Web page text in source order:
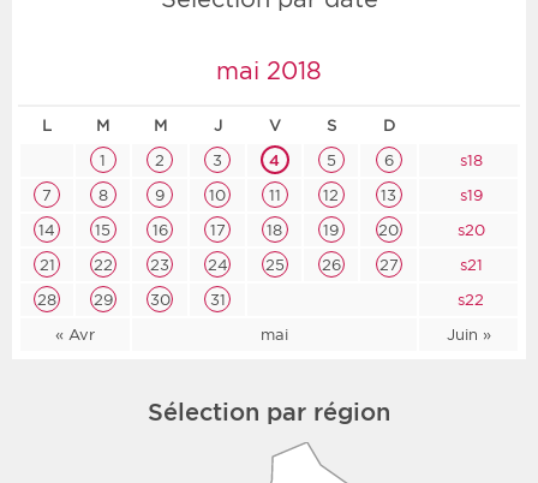
mai 2018
L M M J V S D
« Avr mai Juin »
1 2 3 4 5 6
s18
7
8 9 10 11 12 13
s19
14
15 16 17 18 19 20
s20
21
22 23 24 25 26 27
s21
28
29 30 31 s22
Sélection par région